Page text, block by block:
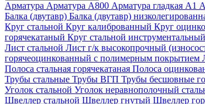
Арматура Арматура А800 Арматура гладкая А1
Балка (двутавр) Балка (двутавр)
Круг стальной Круг калиброванный Круг
горячекатаный Круг стальной
Лист стальной Лист г/к высокопрочный
горячеоцинкованный с полимерным покрытием
Полоса стальная горячекатаная Полоса
Трубы стальные Трубы ВГП Трубы бесшовные
Уголок стальной Уголок неравнополочный
Швеллер стальной Швеллер гнутый Швеллер